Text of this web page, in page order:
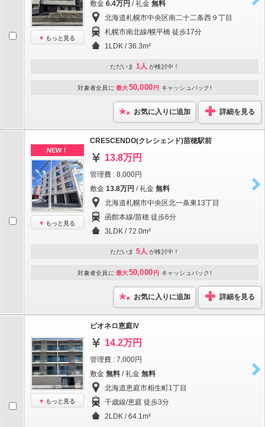
もっと見る
敷金 6.4万円 / 礼金 無料
北海道札幌市中央区南二十二条西９丁目
札幌市南北線/幌平橋 徒歩17分
1LDK / 36.3m²
ただいま 1人 が検討中！
対象者全員に 最大50,000 円 キャッシュバック!
お気に入りに追加 詳細を見る
NEW！
もっと見る
CRESCENDO(クレシェンド)苗穂駅前
13.8万円
管理費 : 8,000円
敷金 13.8万円 / 礼金 無料
北海道札幌市中央区北一条東13丁目
函館本線/苗穂 徒歩6分
3LDK / 72.0m²
ただいま 5人 が検討中！
対象者全員に 最大50,000 円 キャッシュバック!
お気に入りに追加 詳細を見る
もっと見る
ピオネロ恵庭Ⅳ
14.2万円
管理費 : 7,000円
敷金 無料 / 礼金 無料
北海道恵庭市相生町1丁目
千歳線/恵庭 徒歩3分
2LDK / 64.1m²